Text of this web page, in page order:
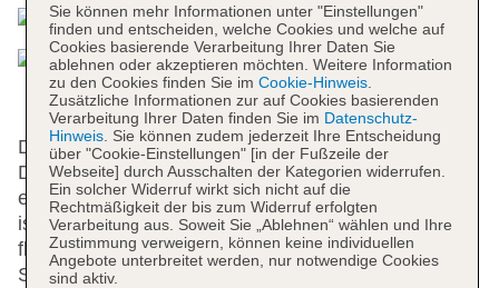
Das Hotel bietet 18 Suiten, Einzelzimmer und 106
Doppelzimmer auf 3 Etagen, die mit einem Aufzug
erreichbar sind. Die Rezeption im Empfangsbereich
ist rund um die Uhr besetzt, sodass der Gast
flexibel ein- und auschecken kann.
Serviceleistungen wie eine Gepäckaufbewahrung,
Sie können mehr Informationen unter "Einstellungen"
finden und entscheiden, welche Cookies und welche auf
Cookies basierende Verarbeitung Ihrer Daten Sie
ablehnen oder akzeptieren möchten. Weitere Information
zu den Cookies finden Sie im Cookie-Hinweis.
Zusätzliche Informationen zur auf Cookies basierenden
Verarbeitung Ihrer Daten finden Sie im Datenschutz-
Hinweis. Sie können zudem jederzeit Ihre Entscheidung
über "Cookie-Einstellungen" [in der Fußzeile der
Webseite] durch Ausschalten der Kategorien widerrufen.
Ein solcher Widerruf wirkt sich nicht auf die
Rechtmäßigkeit der bis zum Widerruf erfolgten
Verarbeitung aus. Soweit Sie „Ablehnen“ wählen und Ihre
Zustimmung verweigern, können keine individuellen
Angebote unterbreitet werden, nur notwendige Cookies
sind aktiv.